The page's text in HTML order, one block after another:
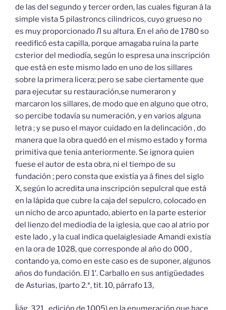
de las del segundo y tercer orden, las cuales figuran á la
simple vista 5 pilastroncs cilindricos, cuyo grueso no
es muy proporcionado Л su altura. En el año de 1780 so
reedificó esta capilla, porque amagaba ruina la parte
csterior del mediodía, según lo espresa una inscripción
que está en este mismo lado en uno de los sillares
sobre la primera licera; pero se sabe ciertamente que
para ejecutar su restauración,se numeraron y
marcaron los sillares, de modo que en alguno que otro,
so percibe todavía su numeración, y en varios alguna
letra ; y se puso el mayor cuidado en la delincación , do
manera que la obra quedó en el mismo estado y forma
primitiva que tenia anteriormente. Se ignora quien
fuese el autor de esta obra, ni el tiempo de su
fundación ; pero consta que existía ya á fines del siglo
X, según lo acredita una inscripción sepulcral que está
en la lápida que cubre la caja del sepulcro, colocado en
un nicho de arco apuntado, abierto en la parte esterior
del lienzo del mediodía de la iglesia, que cao al atrio por
este lado , y la cual indica quelaiglesiade Amandi existía
en la ora de 1028, que corresponde al año do 000 ,
contando ya, como en este caso es de suponer, algunos
años do fundación. El 1′. Carballo en sus antigüedades
de Asturias, (parto 2.*, tit. 10, párrafo 13,